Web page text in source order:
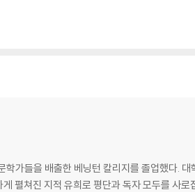
가들을 배출한 베닝턴 칼리지를 졸업했다. 대
펼쳐진 지적 유희로 평단과 독자 모두를 사로